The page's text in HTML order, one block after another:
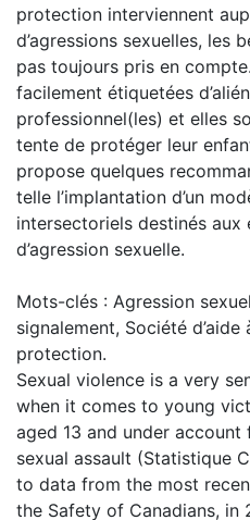
protection interviennent
d’agressions sexuelles, les
pas toujours pris en
facilement étiquetées
professionnel(les) et elles
tente de protéger leur
propose quelques
telle l’implantation d’un
intersectoriels destinés aux
d’agression sexuelle.
Mots-clés : Agression
signalement, Société d’aide
protection.
Sexual violence is a very
when it comes to young
aged 13 and under
sexual assault (Statistique
to data from the most
the Safety of Canadians, in